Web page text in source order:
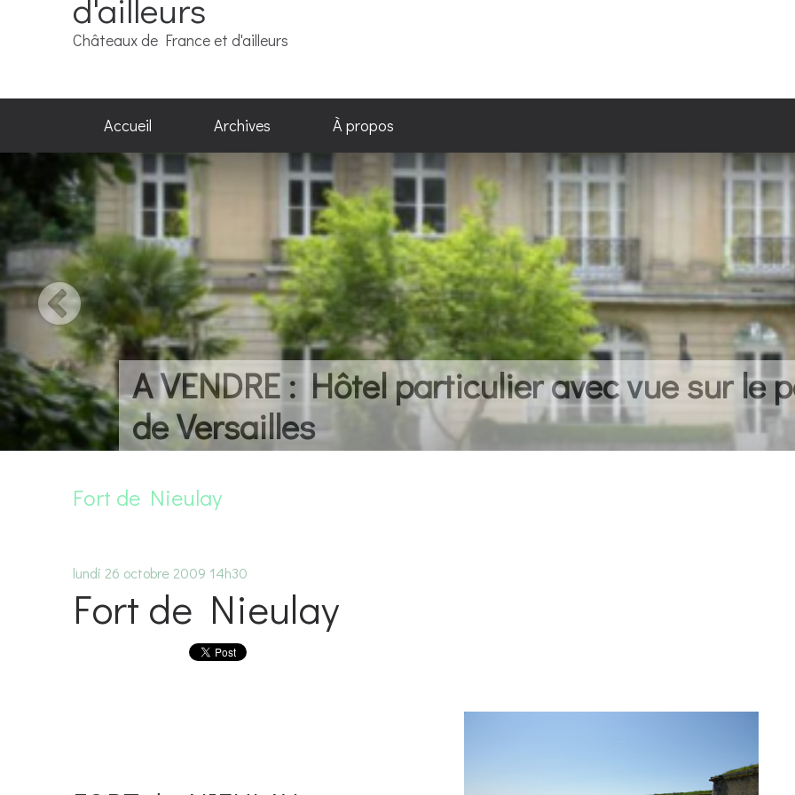
Châteaux de France et d'ailleurs
Accueil Archives À propos
: Hôtel particulier avec vue sur le parc et le château
Fort de Nieulay
lundi 26 octobre 2009 14h30
Fort de Nieulay